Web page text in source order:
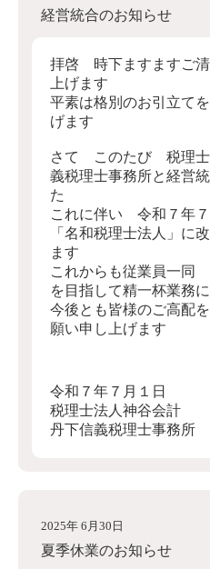
経営統合のお知らせ
拝啓 時下ますますご清
上げます
平素は格別のお引立て
げます
さて このたび 税理士
義税理士事務所と経営
た
これに伴い 令和７年
「名和税理士法人」に
ます
これからも従業員一同
を目指して精一杯業務
今後とも皆様のご高配
願い申し上げます
令和７年７月１日
税理士法人神谷会
丹下信義税理士事務
2025年 6月30日
夏季休業のお知らせ